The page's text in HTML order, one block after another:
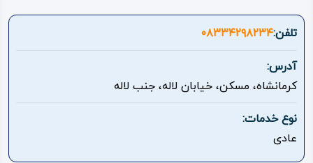
بیستون
روستاهای
هدف
اقامتگاه
تلفن:۰۸۳۳۴۲۹۸۲۳۴
آدرس:
کرمانشاه، مسکن، خیابان لاله، جنب لاله
نوع خدمات:
عادی